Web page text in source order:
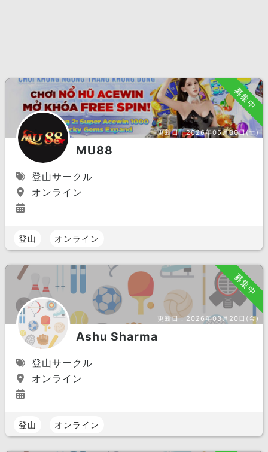
募集中
更新日：2026年05月30日(土)
MU88
登山サークル
オンライン
登山 オンライン
募集中
更新日：2026年03月20日(金)
Ashu Sharma
登山サークル
オンライン
登山 オンライン